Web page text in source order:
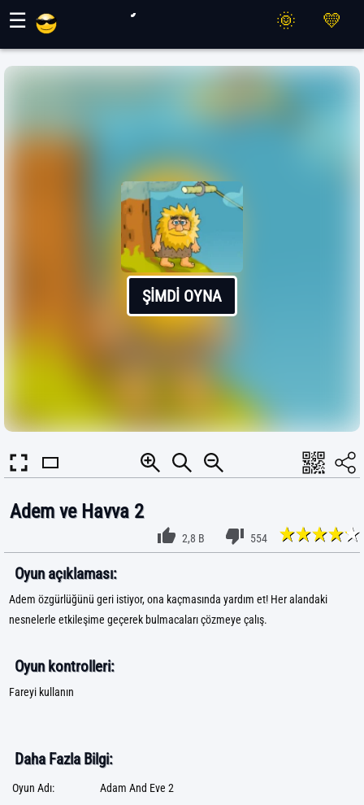
☰
ŞIMDI OYNA
Adem ve Havva 2
2,8 B 554
Oyun açıklaması:
Adem özgürlüğünü geri istiyor, ona kaçmasında yardım et! Her alandaki
nesnelerle etkileşime geçerek bulmacaları çözmeye çalış.
Oyun kontrolleri:
Fareyi kullanın
Daha Fazla Bilgi:
Oyun Adı:
Adam And Eve 2